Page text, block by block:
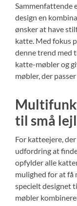
Sammenfattende
design en
ønsker at have
katte. Med fokus
denne trend med
katte-møbler og
møbler, der
til små
For katteejere,
udfordring at
opfylder alle
mulighed for at
specielt designet
møbler